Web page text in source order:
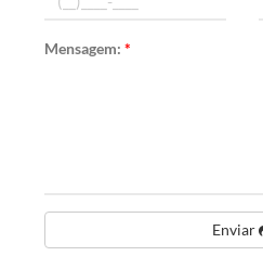
Mensagem:*
Enviar